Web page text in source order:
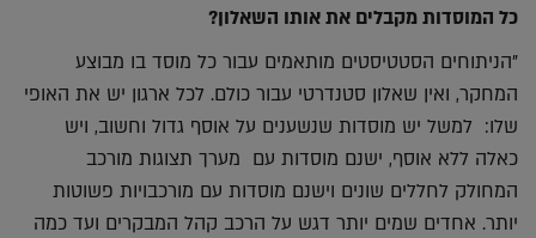
כל המוסדות מקבלים את אותו השאלון?
"הניתוחים הסטטיסטים מותאמים עבור כל מוסד בו מבוצע
המחקר, ואין שאלון סטנדרטי עבור כולם. לכל ארגון יש את האופי
שלו: למשל יש מוסדות שנשענים על אוסף גדול וחשוב, ויש
כאלה ללא אוסף, ישנם מוסדות עם מערך תצוגות מורכב
המחולק לחללים שונים וישנם מוסדות עם מורכבויות פשוטות
יותר. אחדים שמים יותר דגש על הרכב קהל המבקרים ועד כמה